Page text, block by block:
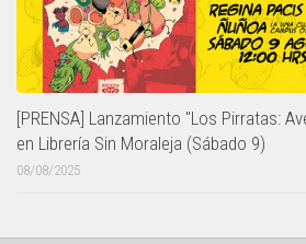
[PRENSA] Lanzamiento "Los Pirratas:
en Librería Sin Moraleja (Sábado 9)
08/08/2025